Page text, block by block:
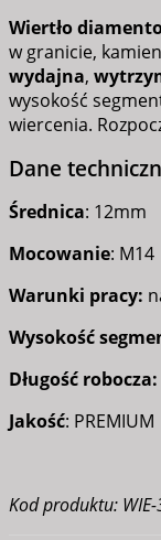
Wiertło
w granicie,
wydajna,
wysokość
wiercenia.
Dane
Średnica: 12mm
Mocowanie: M14
Warunki pracy:
Wysokość
Długość robocza:
Jakość: PREMIUM
Kod produktu: